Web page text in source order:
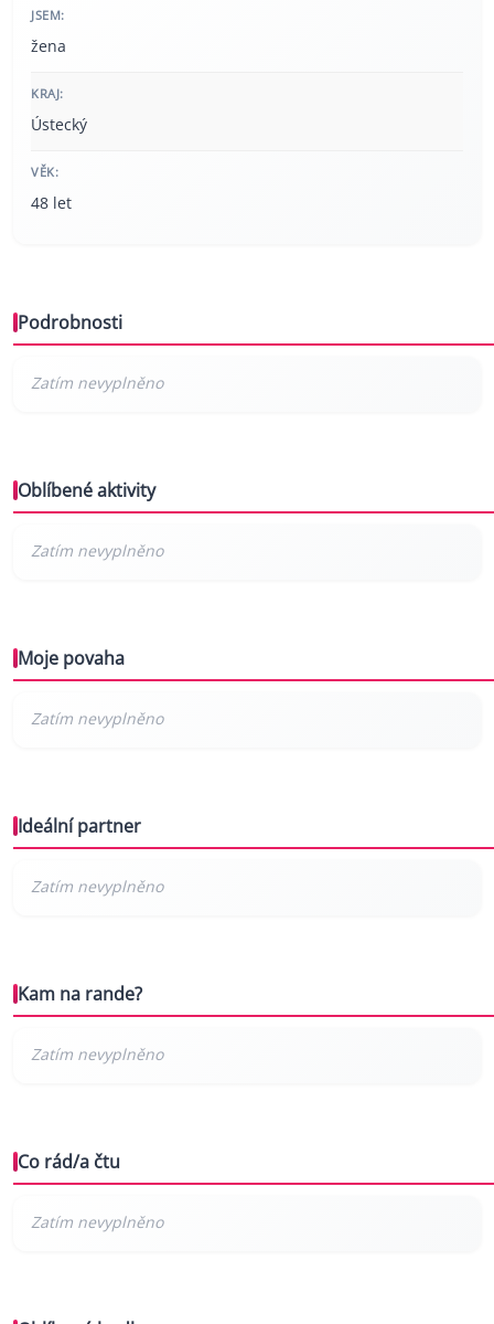
JSEM:
žena
KRAJ:
Ústecký
VĚK:
48 let
Podrobnosti
Oblíbené aktivity
Moje povaha
Ideální partner
Kam na rande?
Co rád/a čtu